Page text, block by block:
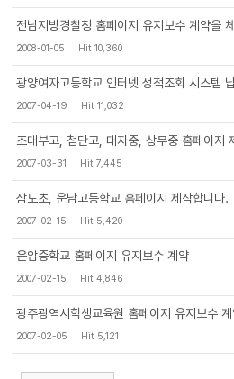
전남지방경찰청 홈페이지 유지보수 계약을
2008-01-05 Hit 10,360
광양여자고등학교 인터넷 성적조회 시스템
2007-04-19 Hit 11,032
조대부고, 첨단고, 대자중, 상무중 홈페이지
2007-03-31 Hit 7,445
삼도초, 운남고등학교 홈페이지 제작합니다.
2007-02-15 Hit 5,420
운암중학교 홈페이지 유지보수 계약
2007-02-15 Hit 4,846
광주광역시학생교육원 홈페이지 유지보수
2007-02-05 Hit 5,121